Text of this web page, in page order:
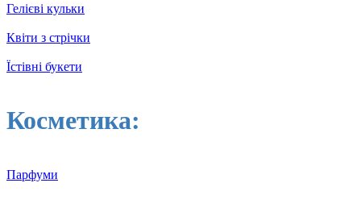
Гелієві кульки
Квіти з стрічки
Їстівні букети
Косметика:
Парфуми